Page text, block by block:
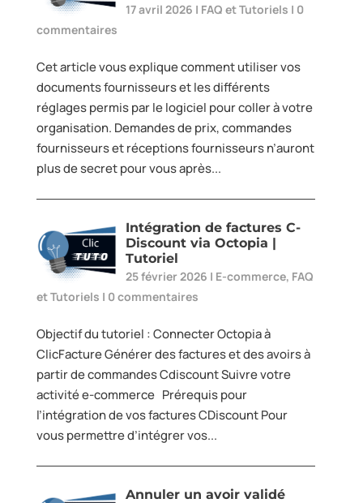
17 avril 2026 | FAQ et Tutoriels | 0
commentaires
Cet article vous explique comment utiliser vos
documents fournisseurs et les différents
réglages permis par le logiciel pour coller à votre
organisation. Demandes de prix, commandes
fournisseurs et réceptions fournisseurs n’auront
plus de secret pour vous après...
Intégration de factures C-
Discount via Octopia |
Tutoriel
25 février 2026 | E-commerce, FAQ
et Tutoriels | 0 commentaires
Objectif du tutoriel : Connecter Octopia à
ClicFacture Générer des factures et des avoirs à
partir de commandes Cdiscount Suivre votre
activité e-commerce Prérequis pour
l’intégration de vos factures CDiscount Pour
vous permettre d’intégrer vos...
Annuler un avoir validé